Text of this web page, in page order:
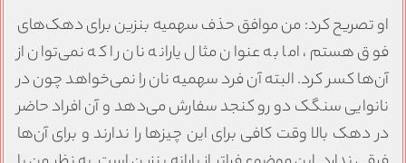
او تصریح کرد: من موافق حذف سهمیه بنزین برای دهک‌های
فوق هستم، اما به عنوان مثال یارانه نان را که نمی‌توان از
آن‌ها کسر کرد. البته آن فرد سهمیه نان را نمی‌خواهد چون در
نانوایی سنگک دو رو کنجد سفارش می‌دهد و آن افراد حاضر
در دهک بالا وقت کافی برای این چیزها را ندارند و برای آن‌ها